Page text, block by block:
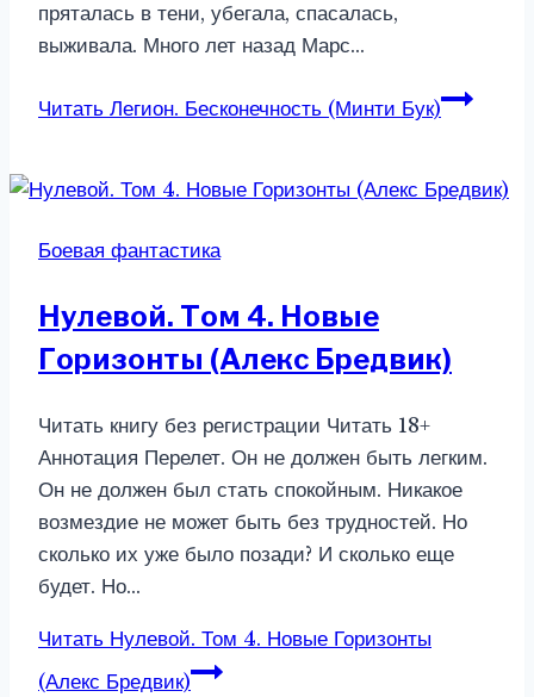
пряталась в тени, убегала, спасалась,
выживала. Много лет назад Марс…
Читать Легион. Бесконечность (Минти Бук)
Боевая фантастика
Нулевой. Том 4. Новые
Горизонты (Алекс Бредвик)
Читать книгу без регистрации Читать 18+
Аннотация Перелет. Он не должен быть легким.
Он не должен был стать спокойным. Никакое
возмездие не может быть без трудностей. Но
сколько их уже было позади? И сколько еще
будет. Но…
Читать Нулевой. Том 4. Новые Горизонты
(Алекс Бредвик)